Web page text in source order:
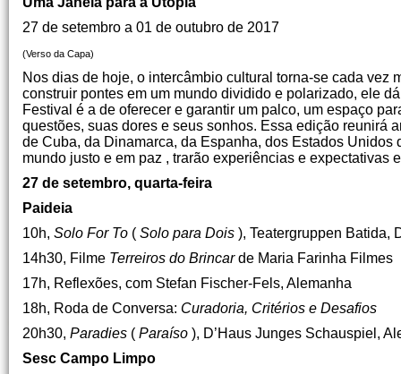
27 de setembro a 01 de outubro de 2017
(Verso da Capa)
Nos dias de hoje, o intercâmbio cultural torna-se cada
construir pontes em um mundo dividido e polarizado, ele
Festival é a de oferecer e garantir um palco, um espaço
questões, suas dores e seus sonhos. Essa edição reunirá
de Cuba, da Dinamarca, da Espanha, dos Estados
mundo justo e em paz , trarão experiências e expectativas
27 de setembro, quarta-feira
Paideia
10h, Solo For To ( Solo para Dois ), Teatergruppen Batida,
14h30, Filme Terreiros do Brincarde Maria Farinha Filmes
17h, Reflexões, com Stefan Fischer-Fels, Alemanha
18h, Roda de Conversa: Curadoria, Critérios e Desafios
20h30, Paradies ( Paraíso ), D’Haus Junges Schauspiel,
Sesc Campo Limpo